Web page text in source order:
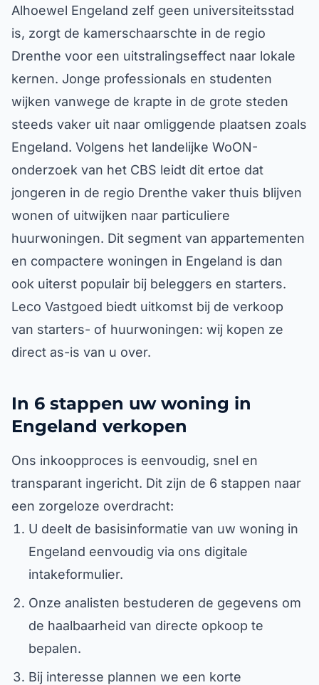
Alhoewel Engeland zelf geen universiteitsstad
is, zorgt de kamerschaarschte in de regio
Drenthe voor een uitstralingseffect naar lokale
kernen. Jonge professionals en studenten
wijken vanwege de krapte in de grote steden
steeds vaker uit naar omliggende plaatsen zoals
Engeland. Volgens het landelijke WoON-
onderzoek van het CBS leidt dit ertoe dat
jongeren in de regio Drenthe vaker thuis blijven
wonen of uitwijken naar particuliere
huurwoningen. Dit segment van appartementen
en compactere woningen in Engeland is dan
ook uiterst populair bij beleggers en starters.
Leco Vastgoed biedt uitkomst bij de verkoop
van starters- of huurwoningen: wij kopen ze
direct as-is van u over.
In 6 stappen uw woning in
Engeland verkopen
Ons inkoopproces is eenvoudig, snel en
transparant ingericht. Dit zijn de 6 stappen naar
een zorgeloze overdracht:
U deelt de basisinformatie van uw woning in
Engeland eenvoudig via ons digitale
intakeformulier.
Onze analisten bestuderen de gegevens om
de haalbaarheid van directe opkoop te
bepalen.
Bij interesse plannen we een korte